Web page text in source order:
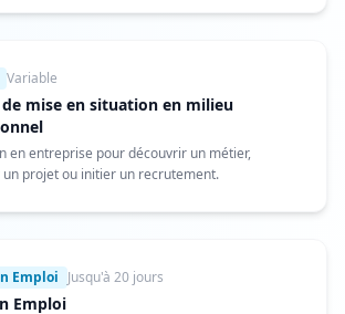
Variable
de mise en situation en milieu
en entreprise pour découvrir un métier,
projet ou initier un recrutement.
Emploi Jusqu'à 20 jours
Emploi